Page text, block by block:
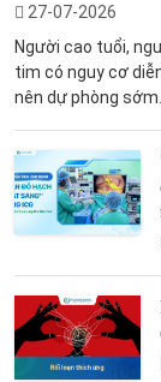
27-07-2026
Người cao tuổi,
tim có nguy cơ
nên dự phòng sớm.